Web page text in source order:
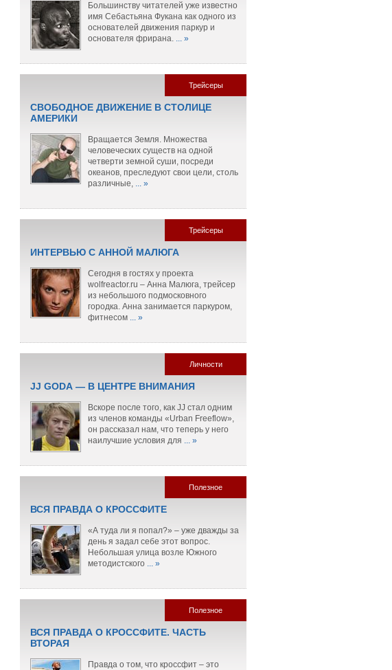
Большинству читателей уже известно
имя Себастьяна Фукана как одного из
основателей движения паркур и
основателя фрирана. ... »
Трейсеры
СВОБОДНОЕ ДВИЖЕНИЕ В СТОЛИЦЕ
АМЕРИКИ
Вращается Земля. Множества
человеческих существ на одной
четверти земной суши, посреди
океанов, преследуют свои цели, столь
различные, ... »
Трейсеры
ИНТЕРВЬЮ С АННОЙ МАЛЮГА
Сегодня в гостях у проекта
wolfreactor.ru – Анна Малюга, трейсер
из небольшого подмосковного
городка. Анна занимается паркуром,
фитнесом ... »
Личности
JJ GODA — В ЦЕНТРЕ ВНИМАНИЯ
Вскоре после того, как JJ стал одним
из членов команды «Urban Freeflow»,
он рассказал нам, что теперь у него
наилучшие условия для ... »
Полезное
ВСЯ ПРАВДА О КРОССФИТЕ
«А туда ли я попал?» – уже дважды за
день я задал себе этот вопрос.
Небольшая улица возле Южного
методистского ... »
Полезное
ВСЯ ПРАВДА О КРОССФИТЕ. ЧАСТЬ
ВТОРАЯ
Правда о том, что кроссфит – это